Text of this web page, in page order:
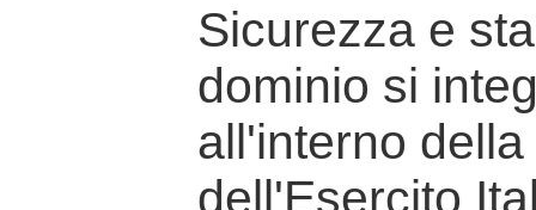
Sicurezza e
dominio si
all'interno
dell'Esercito